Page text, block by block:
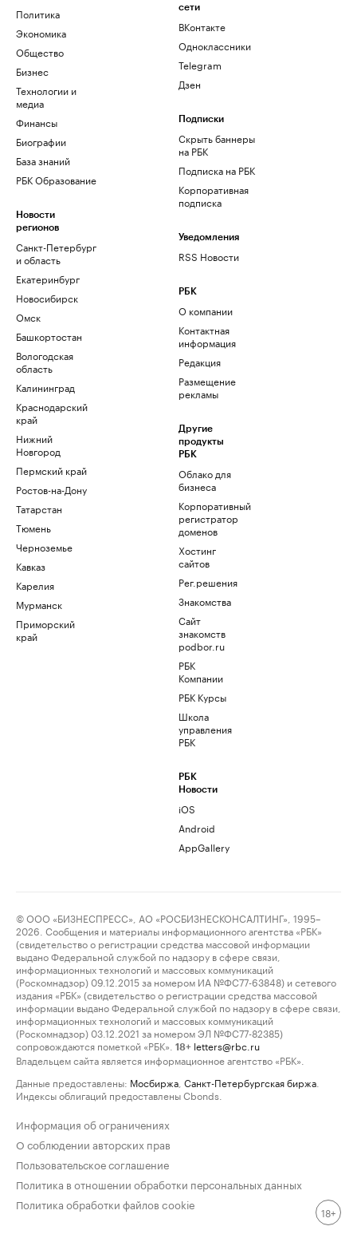
Политика
Экономика
Общество
Бизнес
Технологии и
медиа
Финансы
Биографии
База знаний
РБК Образование
Новости
регионов
Санкт-Петербург
и область
Екатеринбург
Новосибирск
Омск
Башкортостан
Вологодская
область
Калининград
Краснодарский
край
Нижний
Новгород
Пермский край
Ростов-на-Дону
Татарстан
Тюмень
Черноземье
Кавказ
Карелия
Мурманск
Приморский
край
сети
ВКонтакте
Одноклассники
Telegram
Дзен
Подписки
Скрыть баннеры
на РБК
Подписка на РБК
Корпоративная
подписка
Уведомления
RSS Новости
РБК
О компании
Контактная
информация
Редакция
Размещение
рекламы
Другие
продукты
РБК
Облако для
бизнеса
Корпоративный
регистратор
доменов
Хостинг
сайтов
Рег.решения
Знакомства
Сайт
знакомств
podbor.ru
РБК
Компании
РБК Курсы
Школа
управления
РБК
РБК
Новости
iOS
Android
AppGallery
© ООО «БИЗНЕСПРЕСС», АО «РОСБИЗНЕСКОНСАЛТИНГ», 1995–
2026. Сообщения и материалы информационного агентства «РБК»
(свидетельство о регистрации средства массовой информации
выдано Федеральной службой по надзору в сфере связи,
информационных технологий и массовых коммуникаций
(Роскомнадзор) 09.12.2015 за номером ИА №ФС77-63848) и сетевого
издания «РБК» (свидетельство о регистрации средства массовой
информации выдано Федеральной службой по надзору в сфере связи,
информационных технологий и массовых коммуникаций
(Роскомнадзор) 03.12.2021 за номером ЭЛ №ФС77-82385)
сопровождаются пометкой «РБК».
18+ letters@rbc.ru
Владельцем сайта является информационное агентство «РБК».
Данные предоставлены: Мосбиржа Санкт-Петербургская биржа
Индексы облигаций предоставлены Cbonds.
Информация об ограничениях
О соблюдении авторских прав
Пользовательское соглашение
Политика в отношении обработки персональных данных
Политика обработки файлов cookie
18+